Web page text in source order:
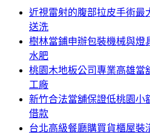
近視雷射的腹部拉皮手術最
送洗
樹林當鋪申辦包裝機械與燈
水肥
桃園木地板公司專業高雄當
工廠
新竹合法當舖保證低桃園小
借款
台北高級餐廳購買貨櫃屋裝